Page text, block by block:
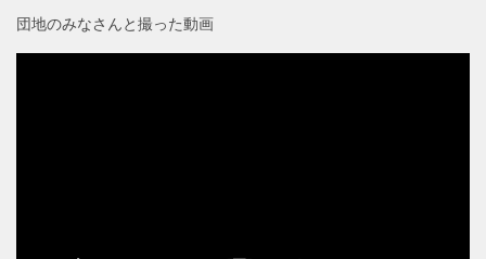
団地のみなさんと撮った動画